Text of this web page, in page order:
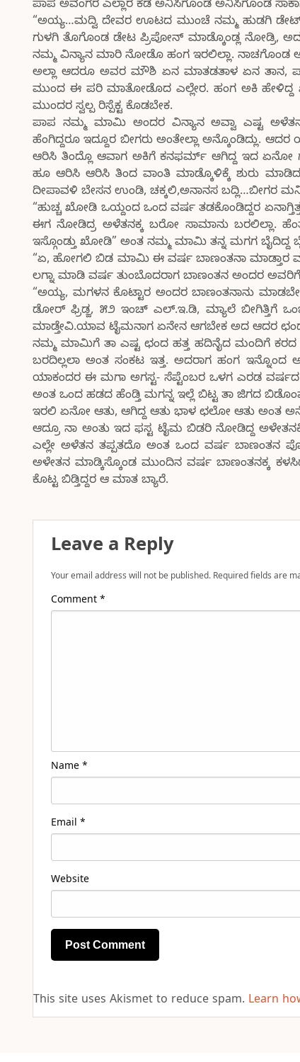
ಪಾಪ ಅವಂಗರ ಎಲ್ಲಾರ ಕಡೆ ಅನಿಸಿಗೊಂಡ ಅನಿಸಿಗೊಂಡ
“ಅಯ್ಯ…ಮದ್ವಿ ದೇವರ ಊಟದ ಮುಂಚೆ ನಮ್ಮ ಹುಡಗಿ ಡೇಟ್
ಗುಳಗಿ ತೊಗೊಂಡ ಡೇಟ ಪ್ರಿಪೋನ್ ಮಾಡ್ಕೊಂಡ್ಲ ನೋಡ್ರಿ, ಅದ
ನಮ್ಮ ವಿನ್ಯಾನ ಮಾರಿ ನೋಡೊ ಹಂಗ ಇರಲಿಲ್ಲಾ. ನಾಚಗೊಂಡ
ಅಲ್ಲಾ ಆದರೂ ಅವರ ಮೌಶಿ ಏನ ಮಾತಡತಾಳ ಏನ
ಮುಂದ ಈ ಪರಿ ಮಾತೋಡೊದ ಎಲ್ಲೇರ. ಹಂಗ ಅಕಿ
ಮುಂದರ ಸ್ವಲ್ಪ ರಿಸ್ಪೆಕ್ಟ ಕೊಡಬೇಕ.
ಪಾಪ ನಮ್ಮ ಮಾಮಿ ಅಂದರ ವಿನ್ಯಾನ ಅವ್ವಾ ಎಷ್ಟ
ಹೆಂಗಿದ್ದರೂ ಇದ್ದೂರ ಬೀಗರು ಅಂತೇಲ್ಲಾ ಅನ್ಕೊಂಡಿದ್ಲು.
ಆರಿಸಿ ತಿಂದ್ಲೊ ಆವಾಗ ಅಕಿಗೆ ಕನಫರ್ಮ್ ಆಗಿದ್ದ ಇದ ಏನೋ
ಹೂ ಆರಿಸಿ ಆರಿಸಿ ತಿಂದ ವಾಂತಿ ಮಾಡ್ಕೊಳಿಕ್ಕೆ ಶುರು
ದೀಪಾವಳಿ ಬೇಸನ ಉಂಡಿ, ಚಕ್ಕಲಿ,ಅನಾನಸ ಬದ್ಲಿ…ಬೀಗರ
“ಹುಚ್ಚ ಖೋಡಿ ಒಯ್ದಂದ ಒಂದ ವರ್ಷ ತಡಕೊಂಡಿದ್ದರ
ಈಗ ನೋಡಿದ್ರ ಅಳೆತನಕ್ಕ ಬರೋ ಸಾಮಾನು ಬರಲಿಲ್ಲಾ.
ಇಸ್ಗೊಂಡ್ತು ಖೋಡಿ” ಅಂತ ನಮ್ಮ ಮಾಮಿ ತನ್ನ ಮಗಗ ಬೈದಿದ್ದ
“ಏ, ಹೋಗಲಿ ಬಿಡ ಮಾಮಿ ಈ ವರ್ಷ ಬಾಣಂತನಾ ಮಾಡ್ತಾರ
ಲಗ್ನಾ ಮಾಡಿ ವರ್ಷ ತುಂಬೊದರಾಗ ಬಾಣಂತನ ಅಂದರ
“ಅಯ್ಯ, ಮಗಳನ ಕೊಟ್ಟಾರ ಅಂದರ ಬಾಣಂತನಾನು
ಡೋರ್ ಫ್ರಿಡ್ಜ, ೫೨ ಇಂಚ್ ಎಲ್.ಇ.ಡಿ, ಮ್ಯಾಲೆ ಬೀಗಿತ್ತಿಗೆ
ಮಾಡ್ತೇವಿ.ಯಾವ ಟೈಮನಾಗ ಏನೇನ ಆಗಬೇಕ ಅದ ಆದರ
ನಮ್ಮ ಮಾಮಿಗೆ ತಾ ಎಷ್ಟ ಛಂದ ಹತ್ತ ಹದಿನೈದ ಮಂದಿಗೆ
ಬರದಿಲ್ಲಲಾ ಅಂತ ಸಂಕಟ ಇತ್ತ. ಅದರಾಗ ಹಂಗ ಇನ್ನೊಂದ
ಯಾಕಂದರ ಈ ಮಗಾ ಅಗಸ್ಟ- ಸೆಪ್ಟೆಂಬರ ಒಳಗ ಎರಡ
ಅಂತ ಒಂದ ಹಡದ ಹೆಂಡ್ತಿ ಮಗನ್ನ ಇಲ್ಲೆ ಬಿಟ್ಟ ತಾ ಜಿಗದ
ಇರಲಿ ಏನೋ ಆತು, ಆಗಿದ್ದ ಆತು ಭಾಳ ಛಲೋ ಆತು ಅಂತ
ಆದ್ರೂ ನಾ ಅಂತು ಇದ ಫಸ್ಟ ಟೈಮ ಬಿಡರಿ ನೋಡಿದ್ದ
ಎಲ್ಲೇ ಅಳೆತನ ತಪ್ಪತದೊ ಅಂತ ಒಂದ ವರ್ಷ ಬಾಣಂತನ
ಅಳೇತನ ಮಾಡ್ಕಿಸ್ಕೊಂಡ ಮುಂದಿನ ವರ್ಷ ಬಾಣಂತನಕ್ಕ
ಕೊಟ್ಟ ಬಿಡ್ತಿದ್ದರ ಆ ಮಾತ ಬ್ಯಾರೆ.
Leave a Reply
Your email address will not be published. Required fields are
Comment *
Name *
Email *
Website
This site uses Akismet to reduce spam. Learn